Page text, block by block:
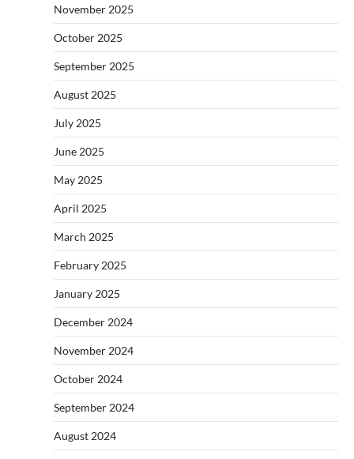
November 2025
October 2025
September 2025
August 2025
July 2025
June 2025
May 2025
April 2025
March 2025
February 2025
January 2025
December 2024
November 2024
October 2024
September 2024
August 2024